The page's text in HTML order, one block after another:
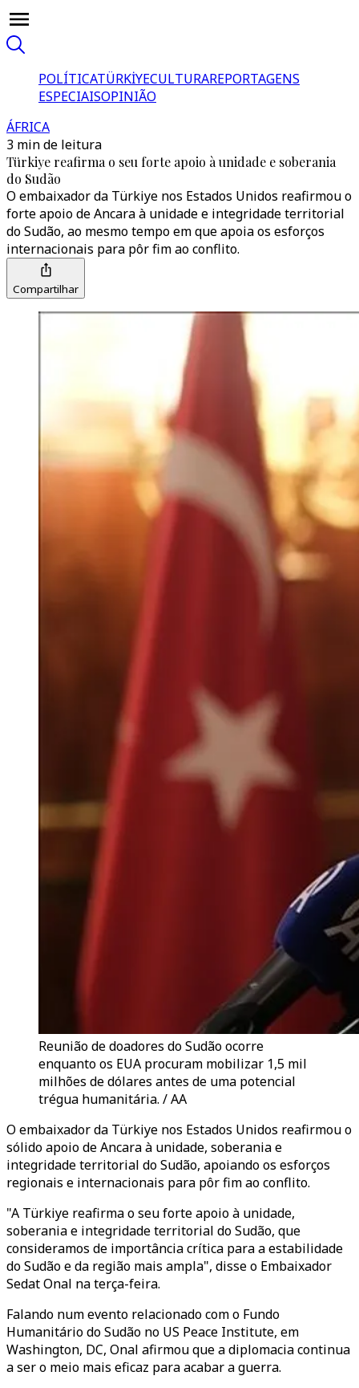
POLÍTICATÜRKİYECULTURAREPORTAGENS
ESPECIAISOPINIÃO
ÁFRICA
3 min de leitura
Türkiye reafirma o seu forte apoio à unidade e soberania
do Sudão
O embaixador da Türkiye nos Estados Unidos reafirmou o
forte apoio de Ancara à unidade e integridade territorial
do Sudão, ao mesmo tempo em que apoia os esforços
internacionais para pôr fim ao conflito.
Compartilhar
Reunião de doadores do Sudão ocorre
enquanto os EUA procuram mobilizar 1,5 mil
milhões de dólares antes de uma potencial
trégua humanitária. / AA
O embaixador da Türkiye nos Estados Unidos reafirmou o
sólido apoio de Ancara à unidade, soberania e
integridade territorial do Sudão, apoiando os esforços
regionais e internacionais para pôr fim ao conflito.
"A Türkiye reafirma o seu forte apoio à unidade,
soberania e integridade territorial do Sudão, que
consideramos de importância crítica para a estabilidade
do Sudão e da região mais ampla", disse o Embaixador
Sedat Onal na terça-feira.
Falando num evento relacionado com o Fundo
Humanitário do Sudão no US Peace Institute, em
Washington, DC, Onal afirmou que a diplomacia continua
a ser o meio mais eficaz para acabar a guerra.